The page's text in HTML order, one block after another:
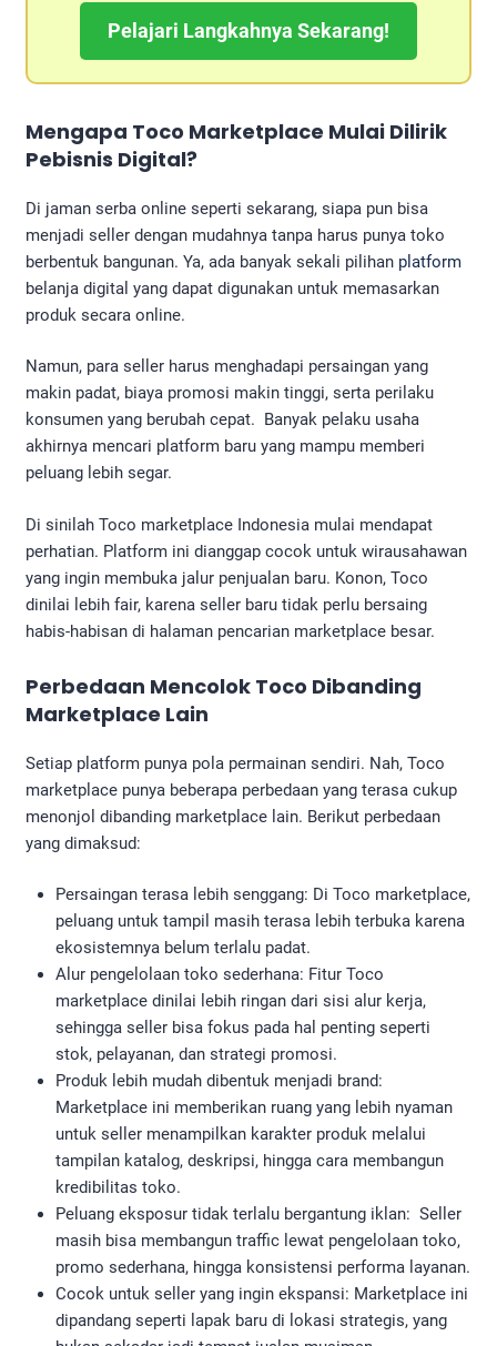
Pelajari Langkahnya Sekarang!
Mengapa Toco Marketplace Mulai Dilirik
Pebisnis Digital?
Di jaman serba online seperti sekarang, siapa pun bisa
menjadi seller dengan mudahnya tanpa harus punya toko
berbentuk bangunan. Ya, ada banyak sekali pilihan platform
belanja digital yang dapat digunakan untuk memasarkan
produk secara online.
Namun, para seller harus menghadapi persaingan yang
makin padat, biaya promosi makin tinggi, serta perilaku
konsumen yang berubah cepat. Banyak pelaku usaha
akhirnya mencari platform baru yang mampu memberi
peluang lebih segar.
Di sinilah Toco marketplace Indonesia mulai mendapat
perhatian. Platform ini dianggap cocok untuk wirausahawan
yang ingin membuka jalur penjualan baru. Konon, Toco
dinilai lebih fair, karena seller baru tidak perlu bersaing
habis-habisan di halaman pencarian marketplace besar.
Perbedaan Mencolok Toco Dibanding
Marketplace Lain
Setiap platform punya pola permainan sendiri. Nah, Toco
marketplace punya beberapa perbedaan yang terasa cukup
menonjol dibanding marketplace lain. Berikut perbedaan
yang dimaksud:
Persaingan terasa lebih senggang: Di Toco marketplace,
peluang untuk tampil masih terasa lebih terbuka karena
ekosistemnya belum terlalu padat.
Alur pengelolaan toko sederhana: Fitur Toco
marketplace dinilai lebih ringan dari sisi alur kerja,
sehingga seller bisa fokus pada hal penting seperti
stok, pelayanan, dan strategi promosi.
Produk lebih mudah dibentuk menjadi brand:
Marketplace ini memberikan ruang yang lebih nyaman
untuk seller menampilkan karakter produk melalui
tampilan katalog, deskripsi, hingga cara membangun
kredibilitas toko.
Peluang eksposur tidak terlalu bergantung iklan: Seller
masih bisa membangun traffic lewat pengelolaan toko,
promo sederhana, hingga konsistensi performa layanan.
Cocok untuk seller yang ingin ekspansi: Marketplace ini
dipandang seperti lapak baru di lokasi strategis, yang